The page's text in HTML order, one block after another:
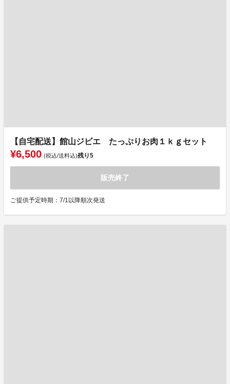
【自宅配送】館山ジビエ たっぷりお肉１ｋｇセット
¥6,500 (税込/送料込)残り5
販売終了
ご提供予定時期：7/1以降順次発送